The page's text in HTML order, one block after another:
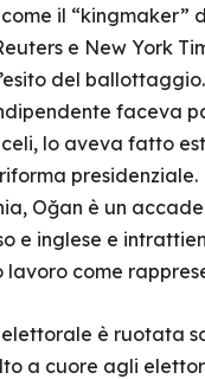
come il
e New York
del
faceva
lo aveva fatto
Oğan è un
e inglese e
lavoro come
è ruotata
a cuore agli